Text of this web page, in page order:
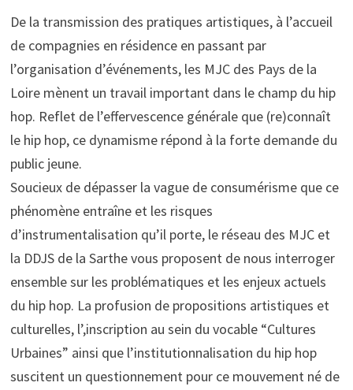
De la transmission des pratiques artistiques, à l’accueil
de compagnies en résidence en passant par
l’organisation d’événements, les MJC des Pays de la
Loire mènent un travail important dans le champ du hip
hop. Reflet de l’effervescence générale que (re)connaît
le hip hop, ce dynamisme répond à la forte demande du
public jeune.
Soucieux de dépasser la vague de consumérisme que ce
phénomène entraîne et les risques
d’instrumentalisation qu’il porte, le réseau des MJC et
la DDJS de la Sarthe vous proposent de nous interroger
ensemble sur les problématiques et les enjeux actuels
du hip hop. La profusion de propositions artistiques et
culturelles, l’,inscription au sein du vocable “Cultures
Urbaines” ainsi que l’institutionnalisation du hip hop
suscitent un questionnement pour ce mouvement né de